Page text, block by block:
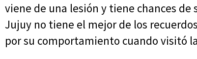
viene de una lesión y tiene chances
Jujuy no tiene el mejor de los
por su comportamiento cuando visitó